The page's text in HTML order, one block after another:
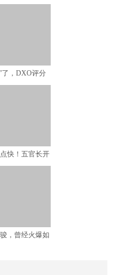
了，DXO评分
快！五官长开
，曾经火爆如